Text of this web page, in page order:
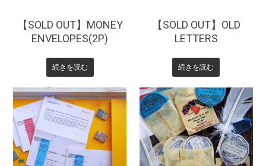
【SOLD OUT】MONEY
ENVELOPES(2P)
続きを読む
【SOLD OUT】OLD
LETTERS
続きを読む
¥330 ¥220